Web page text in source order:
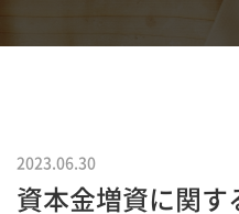
2023.06.30
資本金増資に関す